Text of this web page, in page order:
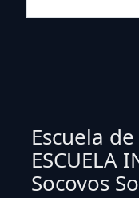
Escuela
ESCUELA
Socovos